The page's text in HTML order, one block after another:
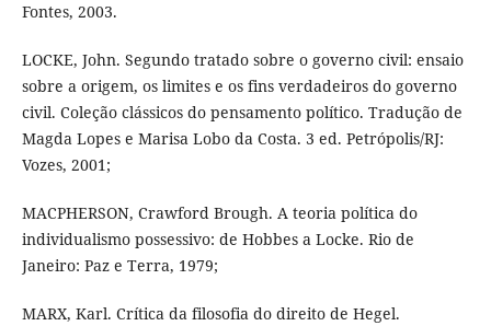
Fontes, 2003.
LOCKE, John. Segundo tratado sobre o governo civil: ensaio
sobre a origem, os limites e os fins verdadeiros do governo
civil. Coleção clássicos do pensamento político. Tradução de
Magda Lopes e Marisa Lobo da Costa. 3 ed. Petrópolis/RJ:
Vozes, 2001;
MACPHERSON, Crawford Brough. A teoria política do
individualismo possessivo: de Hobbes a Locke. Rio de
Janeiro: Paz e Terra, 1979;
MARX, Karl. Crítica da filosofia do direito de Hegel.